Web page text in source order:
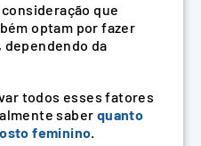
que
optam por fazer
da
todos esses fatores
saber quanto
feminino.